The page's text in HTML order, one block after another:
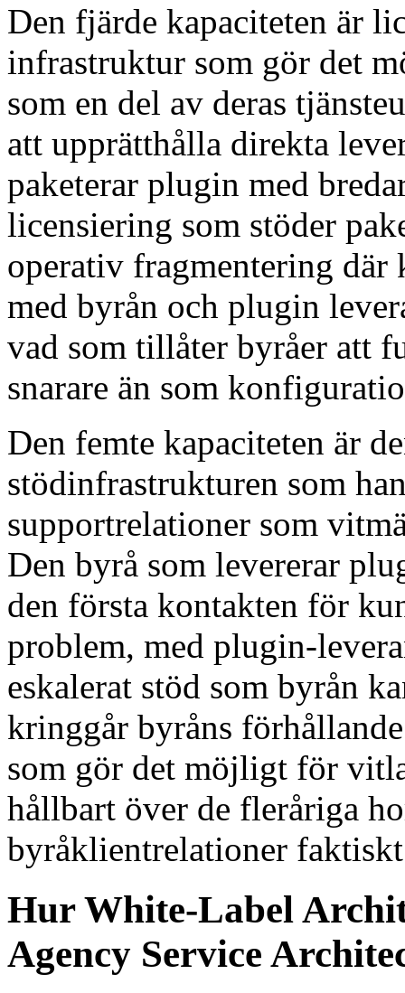
Den fjärde kapaciteten är
infrastruktur som gör det
som en del av deras
att upprätthålla direkta
paketerar plugin med
licensiering som stöder
operativ fragmentering där
med byrån och plugin
vad som tillåter byråer att
snarare än som
Den femte kapaciteten är
stödinfrastrukturen som
supportrelationer som
Den byrå som levererar
den första kontakten för
problem, med plugin-
eskalerat stöd som byrån
kringgår byråns
som gör det möjligt för
hållbart över de fleråriga
byråklientrelationer
Hur White-Label
Agency Service